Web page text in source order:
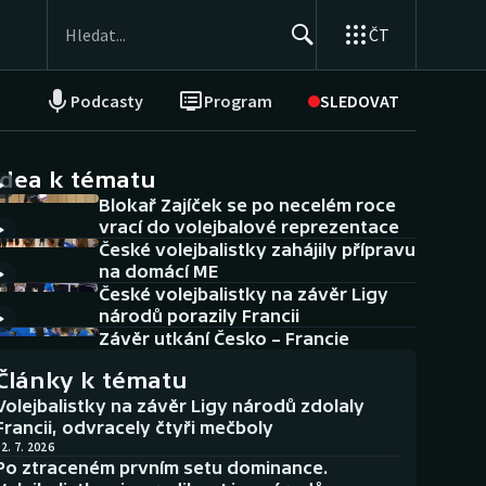
ČT
Podcasty Program SLEDOVAT
NEPŘEHLÉDNĚTE
Historické návraty
Aplikace ČT sport
AZ kvíz
k tématu
Blokař Zajíček se po necelém roce
vrací do volejbalové reprezentace
České volejbalistky zahájily přípravu
na domácí ME
České volejbalistky na závěr Ligy
národů porazily Francii
Závěr utkání Česko – Francie
k tématu
na závěr Ligy národů zdolaly
odvracely čtyři mečboly
7. 2026
ztraceném prvním setu dominance.